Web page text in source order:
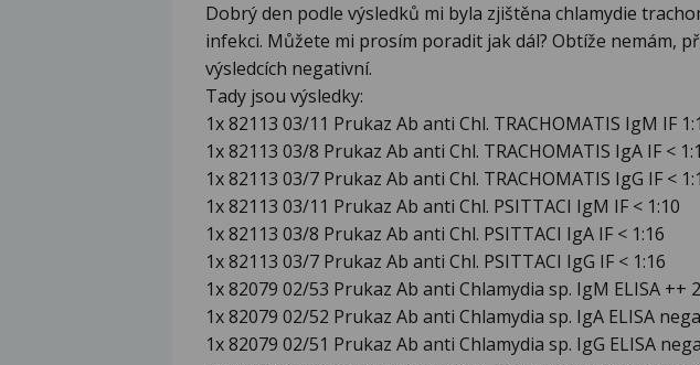
Dobrý den podle výsledků mi byla zjištěna chlamydie
infekci. Můžete mi prosím poradit jak dál? Obtíže nemám,
výsledcích negativní.
Tady jsou výsledky:
1x 82113 03/11 Prukaz Ab anti Chl. TRACHOMATIS IgM IF
1x 82113 03/8 Prukaz Ab anti Chl. TRACHOMATIS IgA IF <
1x 82113 03/7 Prukaz Ab anti Chl. TRACHOMATIS IgG IF <
1x 82113 03/11 Prukaz Ab anti Chl. PSITTACI IgM IF < 1:10
1x 82113 03/8 Prukaz Ab anti Chl. PSITTACI IgA IF < 1:16
1x 82113 03/7 Prukaz Ab anti Chl. PSITTACI IgG IF < 1:16
1x 82079 02/53 Prukaz Ab anti Chlamydia sp. IgM ELISA ++
1x 82079 02/52 Prukaz Ab anti Chlamydia sp. IgA ELISA
1x 82079 02/51 Prukaz Ab anti Chlamydia sp. IgG ELISA